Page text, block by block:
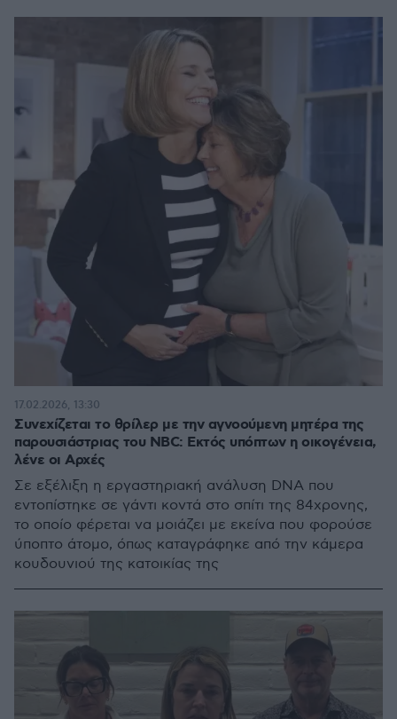
Συνεχίζεται το θρίλερ με την αγνοούμενη μητέρα της
παρουσιάστριας του NBC: Εκτός υπόπτων η οικογένεια,
λένε οι Αρχές
Σε εξέλιξη η εργαστηριακή ανάλυση DNA που
εντοπίστηκε σε γάντι κοντά στο σπίτι της 84χρονης,
το οποίο φέρεται να μοιάζει με εκείνα που φορούσε
ύποπτο άτομο, όπως καταγράφηκε από την κάμερα
κουδουνιού της κατοικίας της
17.02.2026, 13:30